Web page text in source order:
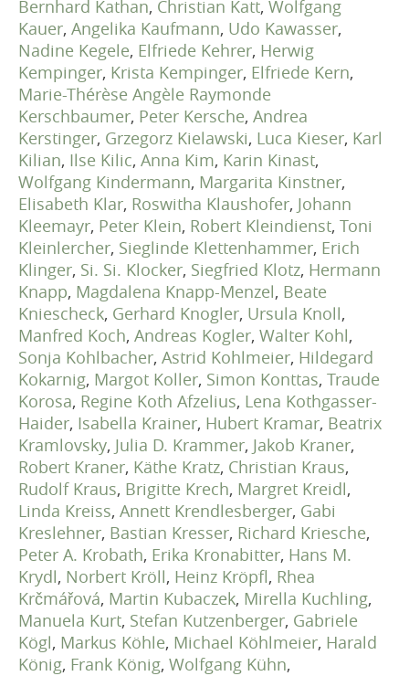
Bernhard Kathan, Christian Katt, Wolfgang
Kauer, Angelika Kaufmann, Udo Kawasser,
Nadine Kegele, Elfriede Kehrer, Herwig
Kempinger, Krista Kempinger, Elfriede Kern,
Marie-Thérèse Angèle Raymonde
Kerschbaumer, Peter Kersche, Andrea
Kerstinger, Grzegorz Kielawski, Luca Kieser, Karl
Kilian, Ilse Kilic, Anna Kim, Karin Kinast,
Wolfgang Kindermann, Margarita Kinstner,
Elisabeth Klar, Roswitha Klaushofer, Johann
Kleemayr, Peter Klein, Robert Kleindienst, Toni
Kleinlercher, Sieglinde Klettenhammer, Erich
Klinger, Si. Si. Klocker, Siegfried Klotz, Hermann
Knapp, Magdalena Knapp-Menzel, Beate
Kniescheck, Gerhard Knogler, Ursula Knoll,
Manfred Koch, Andreas Kogler, Walter Kohl,
Sonja Kohlbacher, Astrid Kohlmeier, Hildegard
Kokarnig, Margot Koller, Simon Konttas, Traude
Korosa, Regine Koth Afzelius, Lena Kothgasser-
Haider, Isabella Krainer, Hubert Kramar, Beatrix
Kramlovsky, Julia D. Krammer, Jakob Kraner,
Robert Kraner, Käthe Kratz, Christian Kraus,
Rudolf Kraus, Brigitte Krech, Margret Kreidl,
Linda Kreiss, Annett Krendlesberger, Gabi
Kreslehner, Bastian Kresser, Richard Kriesche,
Peter A. Krobath, Erika Kronabitter, Hans M.
Krydl, Norbert Kröll, Heinz Kröpfl, Rhea
Krčmářová, Martin Kubaczek, Mirella Kuchling,
Manuela Kurt, Stefan Kutzenberger, Gabriele
Kögl, Markus Köhle, Michael Köhlmeier, Harald
König, Frank König, Wolfgang Kühn,